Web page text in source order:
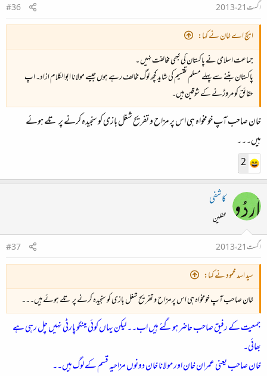
اگست 21، 2013
#36
ایچ اے خان نے کہا:
جماعت اسلامی نے پاکستان کی کبھی مخالفت نہیں ۔
پاکستان بننے سے پہلے مسلم تقسیم کی شاید کچھ لوگ مخالف رہے ہوں جیسے مولانا ابوالکلام ازاد۔ اپ
حقائق کو مروڑنے کے شوقین ہیں۔
خان صاحب آپ خومخواہ ہی اس پر مزاح و تفریح شغل بازی کو سنجیدہ کرنے پر تلے ہوئے
ہیں۔۔۔
2
کاشفی
محفلین
اگست 21، 2013
#37
سید اسد محمود نے کہا:
خان صاحب آپ خومخواہ ہی اس پر مزاح و تفریح شغل بازی کو سنجیدہ کرنے پر تلے ہوئے ہیں۔۔۔
جمعیت کے رفیق صاحب حاضر ہوگئے ہیں اب۔۔ لیکن یہاں کوئی مینگو پارٹی نہیں چل رہی ہے
بھائی۔
خان صاحب یعنی عمران خان اور مولانا خان دونوں مزاحیہ قسم کے لوگ ہیں۔۔